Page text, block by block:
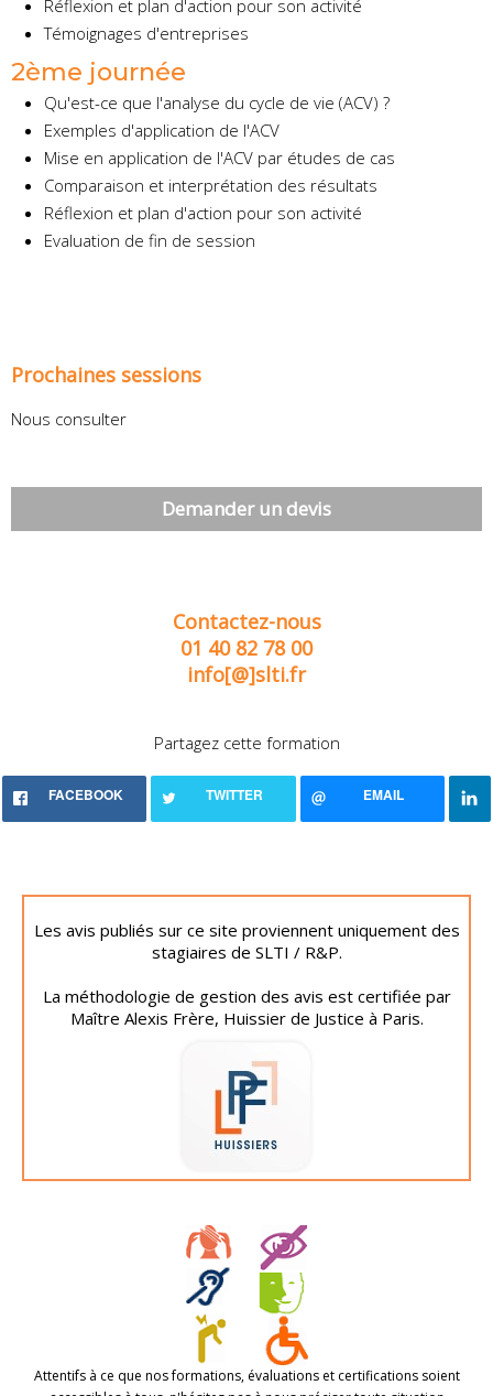
Réflexion et plan d'action pour son activité
Témoignages d'entreprises
2ème journée
Qu'est-ce que l'analyse du cycle de vie (ACV) ?
Exemples d'application de l'ACV
Mise en application de l'ACV par études de cas
Comparaison et interprétation des résultats
Réflexion et plan d'action pour son activité
Evaluation de fin de session
Prochaines sessions
Nous consulter
Demander un devis
Contactez-nous
01 40 82 78 00
info[@]slti.fr
Partagez cette formation
FACEBOOK TWITTER EMAIL
Les avis publiés sur ce site proviennent uniquement des
stagiaires de SLTI / R&P.
La méthodologie de gestion des avis est certifiée par
Maître Alexis Frère, Huissier de Justice à Paris.
Attentifs à ce que nos formations, évaluations et certifications soient